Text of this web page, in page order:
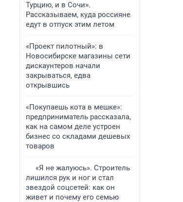
Турцию, и в Сочи».
Рассказываем, куда россияне
едут в отпуск этим летом
«Проект пилотный»: в
Новосибирске магазины сети
дискаунтеров начали
закрываться, едва
открывшись
«Покупаешь кота в мешке»:
предприниматель рассказала,
как на самом деле устроен
бизнес со складами дешевых
товаров
«Я не жалуюсь». Строитель
лишился рук и ног и стал
звездой соцсетей: как он
живет и почему его семью